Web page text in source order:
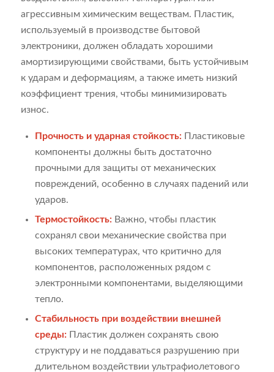
агрессивным химическим веществам. Пластик,
используемый в производстве бытовой
электроники, должен обладать хорошими
амортизирующими свойствами, быть устойчивым
к ударам и деформациям, а также иметь низкий
коэффициент трения, чтобы минимизировать
износ.
Прочность и ударная стойкость:Пластиковые
компоненты должны быть достаточно
прочными для защиты от механических
повреждений, особенно в случаях падений или
ударов.
Термостойкость:Важно, чтобы пластик
сохранял свои механические свойства при
высоких температурах, что критично для
компонентов, расположенных рядом с
электронными компонентами, выделяющими
тепло.
Стабильность при воздействии внешней
среды:Пластик должен сохранять свою
структуру и не поддаваться разрушению при
длительном воздействии ультрафиолетового